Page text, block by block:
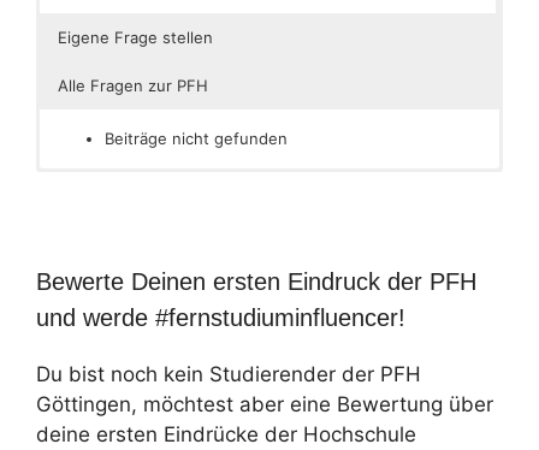
Eigene Frage stellen
Alle Fragen zur PFH
Beiträge nicht gefunden
Bewerte Deinen ersten Eindruck der PFH
und werde #fernstudiuminfluencer!
Du bist noch kein Studierender der PFH
Göttingen, möchtest aber eine Bewertung über
deine ersten Eindrücke der Hochschule